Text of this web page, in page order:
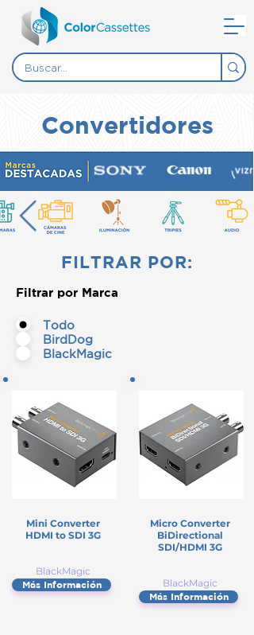
Convertidores
FILTRAR POR:
Filtrar por Marca
Todo
BirdDog
BlackMagic
Mini Converter
HDMI to SDI 3G
BlackMagic
Más Información
Micro Converter
BiDirectional
SDI/HDMI 3G
BlackMagic
Más Información